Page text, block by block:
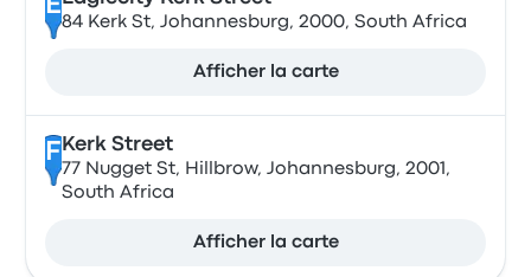
E
84 Kerk St, Johannesburg, 2000, South Africa
Afficher la carte
F Kerk Street
77 Nugget St, Hillbrow, Johannesburg, 2001,
South Africa
Afficher la carte